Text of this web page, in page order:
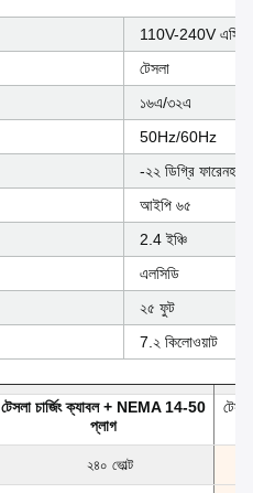
110V-240V এসি
টেসলা
১৬এ/৩২এ
50Hz/60Hz
-২২ ডিগ্রি
আইপি ৬৫
2.4 ইঞ্চি
এলসিডি
২৫ ফুট
7.২ কিলোওয়াট
টেসলা চার্জিং ক্যাবল + NEMA 14-50
প্লাগ
২৪০ ভোল্ট